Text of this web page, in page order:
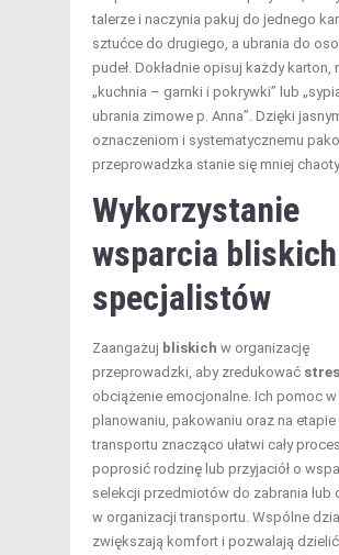
talerze i naczynia pakuj do jednego
sztućce do drugiego, a ubrania do
pudeł. Dokładnie opisuj każdy karton,
„kuchnia – garnki i pokrywki” lub
ubrania zimowe p. Anna”. Dzięki
oznaczeniom i systematycznemu
przeprowadzka stanie się mniej
Wykorzystanie
wsparcia
specjalistów
Zaangażuj bliskich w organizację
przeprowadzki, aby zredukować stres
obciążenie emocjonalne. Ich pomoc w
planowaniu, pakowaniu oraz na etapie
transportu znacząco ułatwi cały
poprosić rodzinę lub przyjaciół o
selekcji przedmiotów do zabrania lub
w organizacji transportu. Wspólne
zwiększają komfort i pozwalają